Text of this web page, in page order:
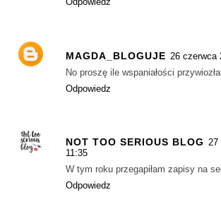
MAGDA_BLOGUJE 26 czerwca
No proszę ile wspaniałości
Odpowiedz
NOT TOO SERIOUS BLOG 27
11:35
W tym roku przegapiłam zapisy na
Odpowiedz